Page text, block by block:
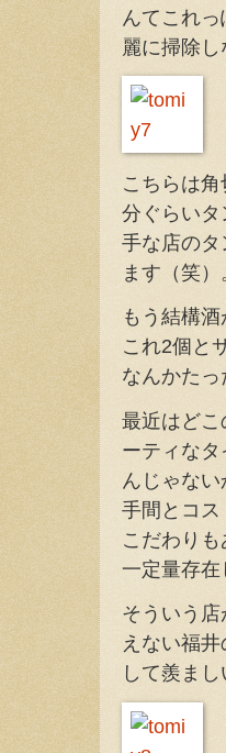
んてこれ
麗に掃除し
こちらは
分ぐらい
手な店の
ます（笑）
もう結構
これ2個と
なんかたっ
最近はど
ーティな
んじゃな
手間とコ
こだわり
一定量存在
そういう
えない福
して羨まし